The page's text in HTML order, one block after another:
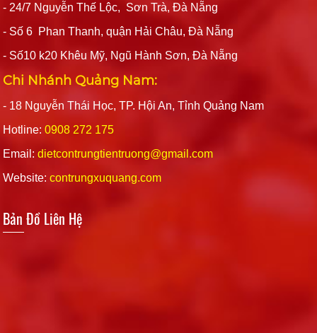
- 24/7 Nguyễn Thế Lộc, Sơn Trà, Đà Nẵng
- Số 6 Phan Thanh, quận Hải Châu, Đà Nẵng
- Số10 k20 Khêu Mỹ, Ngũ Hành Sơn, Đà Nẵng
Chi Nhánh Quảng Nam:
- 18 Nguyễn Thái Học, TP. Hội An, Tỉnh Quảng Nam
Hotline:0908 272 175
Email:dietcontrungtientruong@gmail.com
Website:contrungxuquang.com
Bản Đồ Liên Hệ